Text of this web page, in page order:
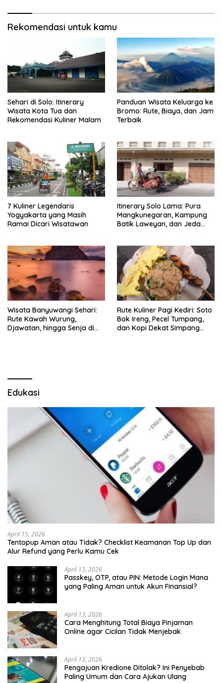
Rekomendasi untuk kamu
Sehari di Solo: Itinerary
Wisata Kota Tua dan
Rekomendasi Kuliner Malam
Panduan Wisata Keluarga ke
Bromo: Rute, Biaya, dan Jam
Terbaik
7 Kuliner Legendaris
Yogyakarta yang Masih
Ramai Dicari Wisatawan
Itinerary Solo Lama: Pura
Mangkunegaran, Kampung
Batik Laweyan, dan Jeda
Wisata Banyuwangi Sehari:
Rute Kawah Wurung,
Djawatan, hingga Senja di
Rute Kuliner Pagi Kediri: Soto
Bok Ireng, Pecel Tumpang,
dan Kopi Dekat Simpang
Edukasi
April 15, 2026
Tentopup Aman atau Tidak? Checklist Keamanan Top Up dan
Alur Refund yang Perlu Kamu Cek
April 13, 2026
Passkey, OTP, atau PIN: Metode Login Mana
yang Paling Aman untuk Akun Finansial?
April 13, 2026
Cara Menghitung Total Biaya Pinjaman
Online agar Cicilan Tidak Menjebak
April 13, 2026
Pengajuan Kredione Ditolak? Ini Penyebab
Paling Umum dan Cara Ajukan Ulang